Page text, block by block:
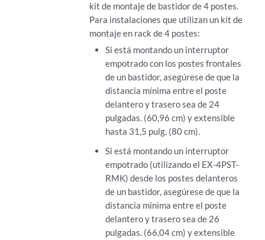
kit de montaje de bastidor de 4 postes.
Para instalaciones que utilizan un kit de
montaje en rack de 4 postes:
Si está montando un interruptor
empotrado con los postes frontales
de un bastidor, asegúrese de que la
distancia mínima entre el poste
delantero y trasero sea de 24
pulgadas. (60,96 cm) y extensible
hasta 31,5 pulg. (80 cm).
Si está montando un interruptor
empotrado (utilizando el EX-4PST-
RMK) desde los postes delanteros
de un bastidor, asegúrese de que la
distancia mínima entre el poste
delantero y trasero sea de 26
pulgadas. (66,04 cm) y extensible